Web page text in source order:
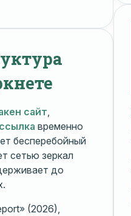
сайт,
временно
бесперебойный
сетью зеркал
до
(2026),